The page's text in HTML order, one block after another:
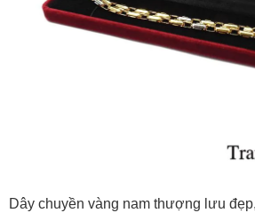
Dây chuyền vàng nam thượng lưu